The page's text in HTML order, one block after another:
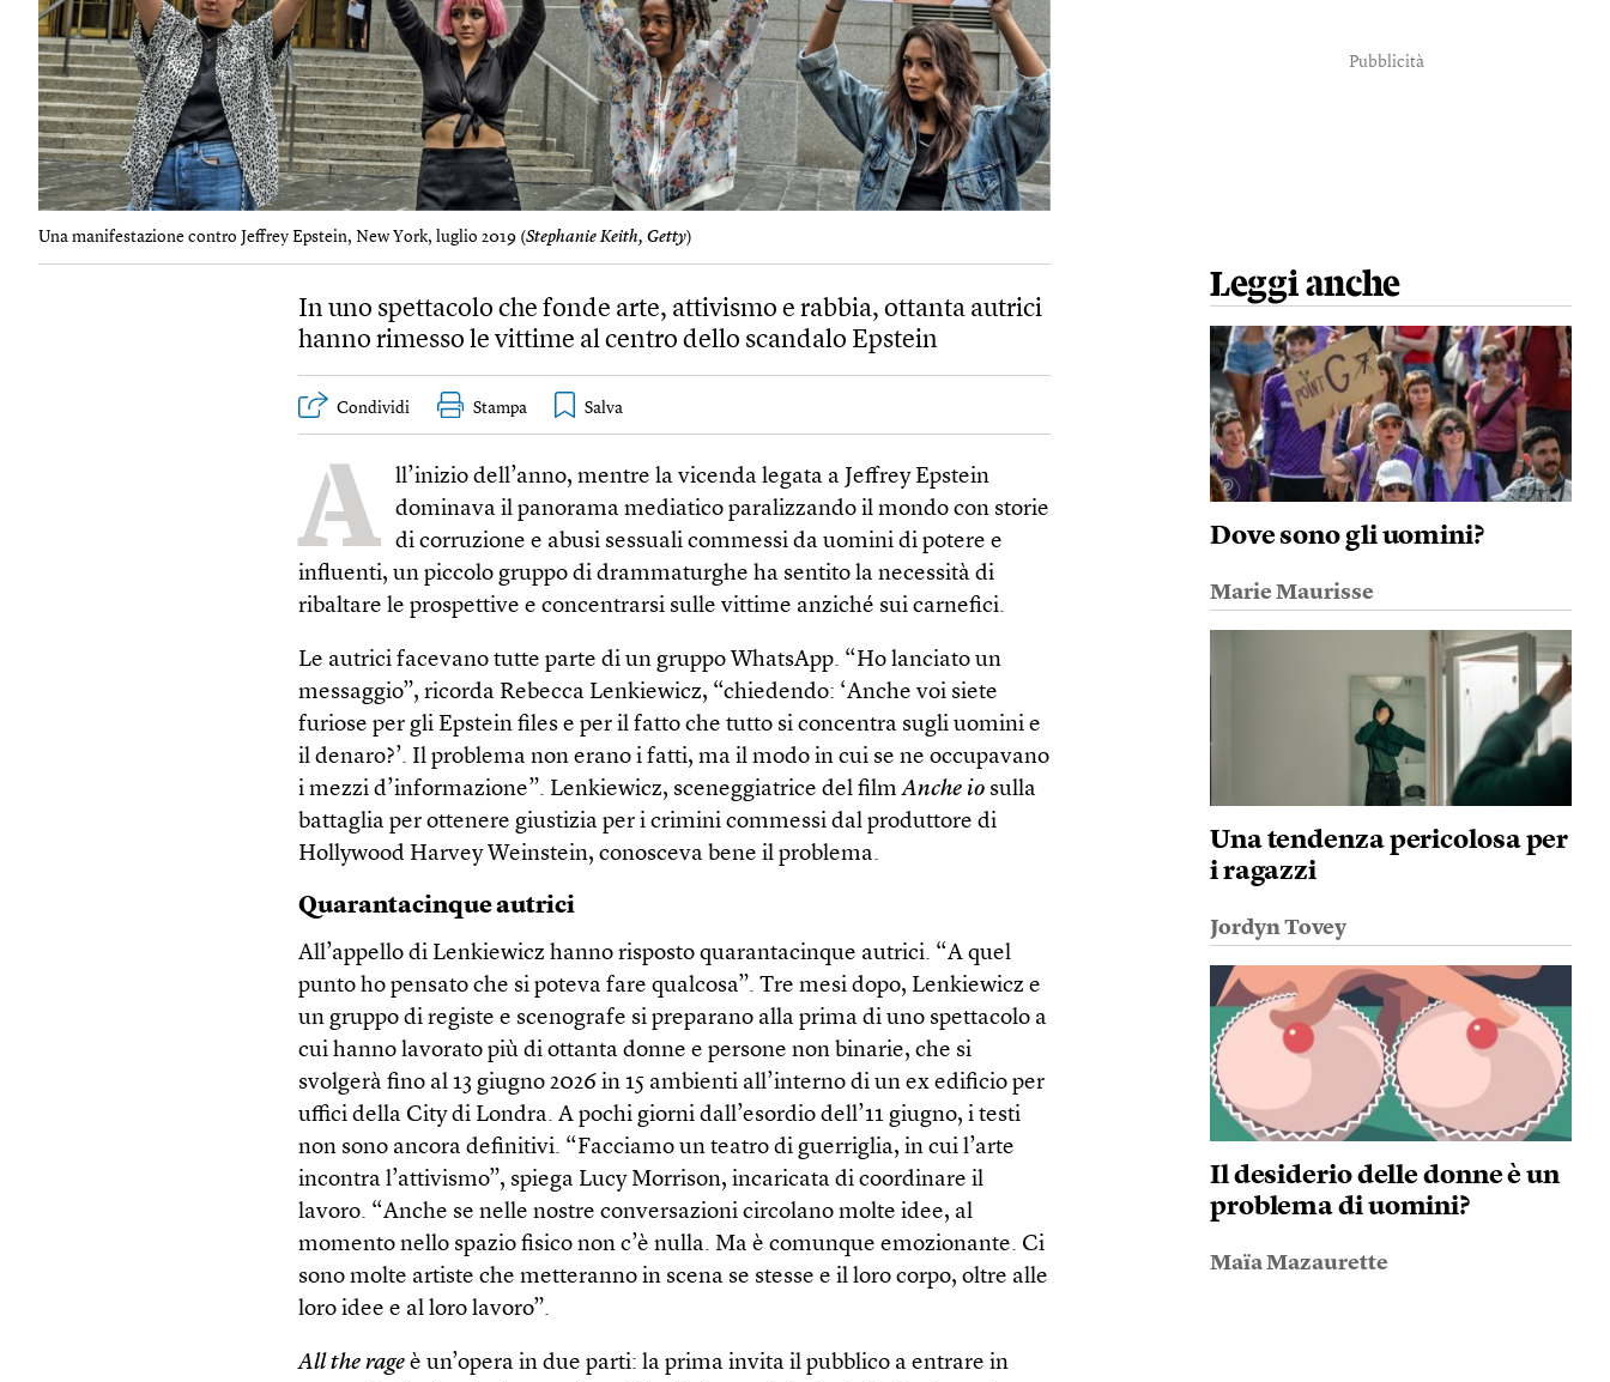
Una manifestazione contro Jeffrey Epstein, New York, luglio 2019 (Stephanie Keith, Getty)
Pubblicità
In uno spettacolo che fonde arte, attivismo e rabbia, ottanta autrici
hanno rimesso le vittime al centro dello scandalo Epstein
Condividi Stampa
A
ll’inizio dell’anno, mentre la vicenda legata a Jeffrey Epstein
dominava il panorama mediatico paralizzando il mondo con storie
di corruzione e abusi sessuali commessi da uomini di potere e
influenti, un piccolo gruppo di drammaturghe ha sentito la necessità di
ribaltare le prospettive e concentrarsi sulle vittime anziché sui carnefici.
Le autrici facevano tutte parte di un gruppo WhatsApp. “Ho lanciato un
messaggio”, ricorda Rebecca Lenkiewicz, “chiedendo: ‘Anche voi siete
furiose per gli Epstein files e per il fatto che tutto si concentra sugli uomini e
il denaro?’. Il problema non erano i fatti, ma il modo in cui se ne occupavano
i mezzi d’informazione”. Lenkiewicz, sceneggiatrice del filmAnche io sulla
battaglia per ottenere giustizia per i crimini commessi dal produttore di
Hollywood Harvey Weinstein, conosceva bene il problema.
Quarantacinque autrici
All’appello di Lenkiewicz hanno risposto quarantacinque autrici. “A quel
punto ho pensato che si poteva fare qualcosa”. Tre mesi dopo, Lenkiewicz e
un gruppo di registe e scenografe si preparano alla prima di uno spettacolo a
cui hanno lavorato più di ottanta donne e persone non binarie, che si
svolgerà fino al 13 giugno 2026 in 15 ambienti all’interno di un ex edificio per
uffici della City di Londra. A pochi giorni dall’esordio dell’11 giugno, i testi
non sono ancora definitivi. “Facciamo un teatro di guerriglia, in cui l’arte
incontra l’attivismo”, spiega Lucy Morrison, incaricata di coordinare il
lavoro. “Anche se nelle nostre conversazioni circolano molte idee, al
momento nello spazio fisico non c’è nulla. Ma è comunque emozionante. Ci
sono molte artiste che metteranno in scena se stesse e il loro corpo, oltre alle
loro idee e al loro lavoro”.
All the rage è un’opera in due parti: la prima invita il pubblico a entrare in
Leggi anche
Dove sono gli uomini?
Marie Maurisse
Una tendenza pericolosa per
i ragazzi
Jordyn Tovey
Il desiderio delle donne è un
problema di uomini?
Maïa Mazaurette